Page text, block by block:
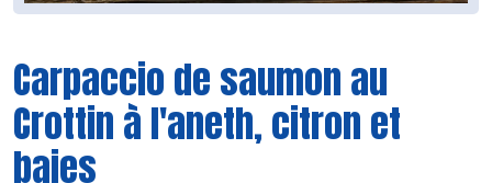
Carpaccio de saumon au
Crottin à l'aneth, citron et
baies